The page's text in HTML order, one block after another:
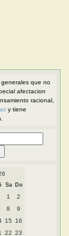
que no
afectacion
racional,
y tiene
Sa Do
1
2
8
9
15
16
22 23